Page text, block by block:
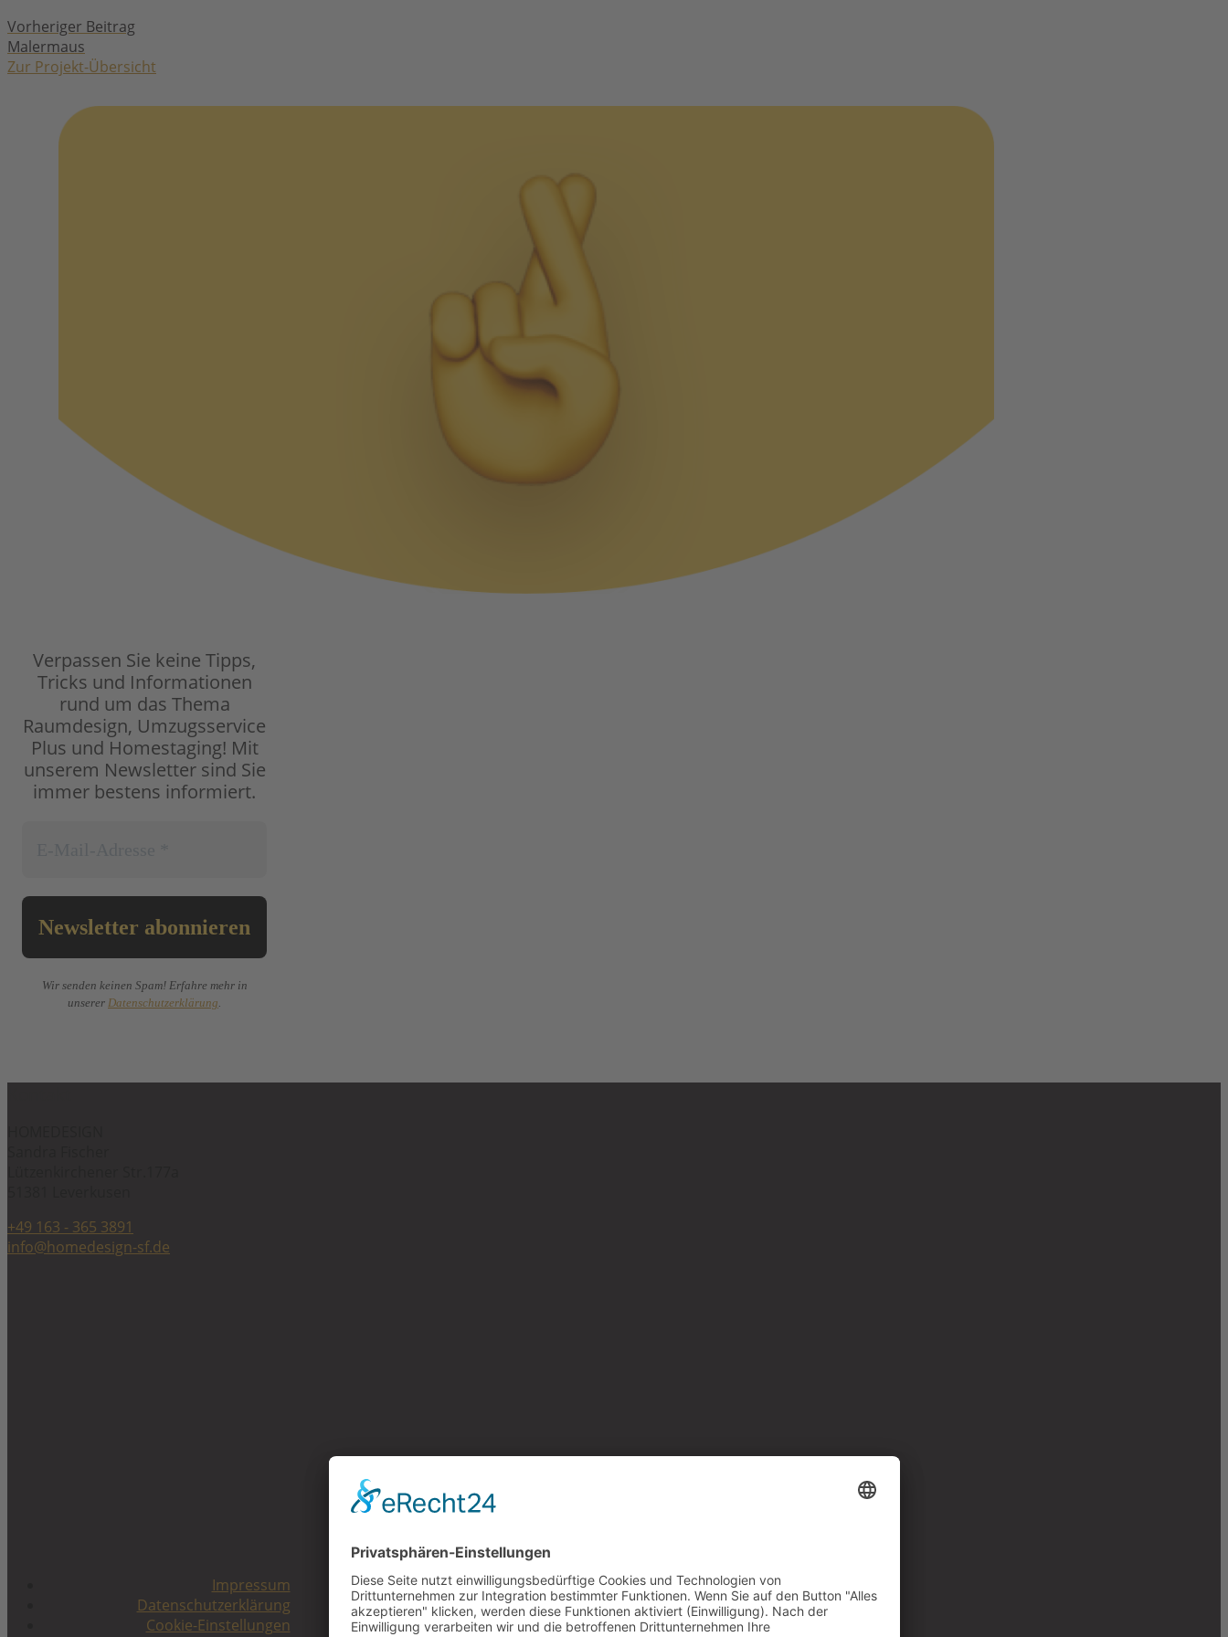
Post
navigation
Vorheriger Beitrag
Malermaus
Zur Projekt-Übersicht
Verpassen Sie keine Tipps,
Tricks und Informationen
rund um das Thema
Raumdesign, Umzugsservice
Plus und Homestaging! Mit
unserem Newsletter sind Sie
immer bestens informiert.
Wir senden keinen Spam! Erfahre mehr in
unserer Datenschutzerklärung
+49 163 - 365 3891
info@homedesign-sf.de
Impressum
Datenschutzerklärung
Cookie-Einstellungen